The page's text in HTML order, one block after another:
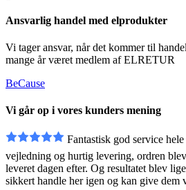
Ansvarlig handel med elprodukter
Vi tager ansvar, når det kommer til
mange år været medlem af ELRETUR
BeCause
Vi går op i vores kunders mening
Fantastisk god service
vejledning og hurtig levering, ordren
leveret dagen efter. Og resultatet blev
sikkert handle her igen og kan give dem